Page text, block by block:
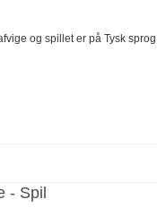
og spillet er på Tysk sprog.
- Spil